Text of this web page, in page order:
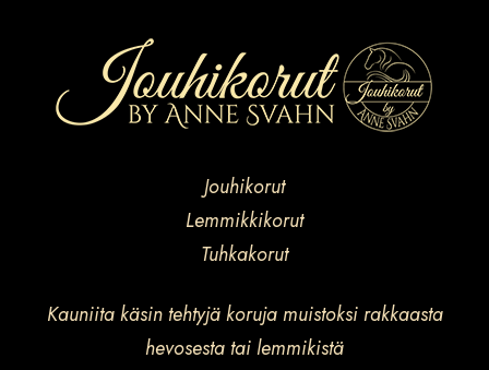
Jouhikorut
Lemmikkikorut
Tuhkakorut
Kauniita käsin tehtyjä koruja muistoksi rakkaasta
hevosesta tai lemmikistä